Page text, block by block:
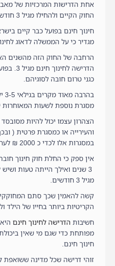
אחת הדרישות המרכזיות של
החוק הקיים ולהחילו מגיל 3 חודשים ואילך.
חינוך חינם בפועל כבר קיים
מגדיר כי על הממשלה לדאוג לחינוך
הרחבה של החוק הזה מהשנים
הדרישה
כגני טרום חובה לסוגיהם.
מסגרת נוספת לשעות המאוחרות
הצהרון עצמו יכול להיות
והעירייה או כמסגרת פרטית (
במסגרות אלו לכדי כ 2000 ₪ לערך בממוצע ).
אין ספק כי החלת חוק חינוך
3 שנים ואילך הייתה טעות
מגיל 3 חודשים.
הקריטיות ביותר בחייו של
חשיבות הדרישה לחינוך חינםהיא
מפותחת כדי שגם מי שאין
חינוך חינם.
זוהי דרישה שכל מדינה ששואפת